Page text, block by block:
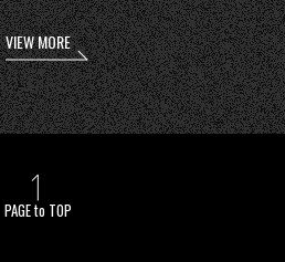
VIEW MORE
PAGE to TOP